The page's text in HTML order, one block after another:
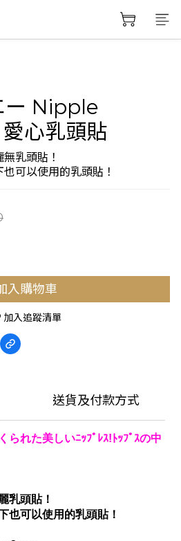
ー Nipple
心乳頭貼
乳頭貼！
可以使用的乳頭貼！
入購物車
加入追蹤清單
送貨及付款方式
られた美しいﾆｯﾌﾟﾚｽ!ﾄｯﾌﾟｽの中
乳頭貼！
也可以使用的乳頭貼！